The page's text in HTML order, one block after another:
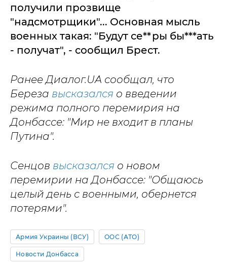
получили прозвище
"надсмотрщики"... Основная мысль
военных такая: "Будут се**ры бы***ать
- получат", - сообщил Брест.
Ранее Диалог.UA сообщал, что
Береза высказался о введении
режима полного перемирия на
Донбассе: "Мир не входит в планы
Путина".
Сенцов высказался о новом
перемирии на Донбассе: "Общаюсь
целый день с военными, обернется
потерями".
Армия Украины (ВСУ) ООС (АТО)
Новости Донбасса